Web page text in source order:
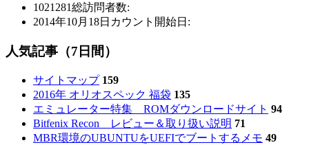
1021281総訪問者数:
2014年10月18日 カウント開始日:
人気記事（7日間）
サイトマップ 159
2016年 オリオスペック 福袋 135
エミュレーター特集 ROMダウンロードサイト 94
Bitfenix Recon レビュー＆取り扱い説明 71
MBR環境のUBUNTUをUEFIでブートするメモ 49